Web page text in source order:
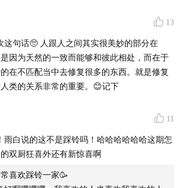
）
）创立的一种心理治疗的理论与实践体
识、梦境解析、自由联想等方式，帮助
历，对当下行为与情绪的影响。
碍（Autism Spectrum Disorder，
发育障碍，主要表现为社会交往和沟通
）：指存在于身体层面、无
整还原的感知与体验。
造一个身心安全的环境，尝试做一些和身体
人真的感觉自己存在在这个世界上，你永远
远活在云端。需要通过和身体的这部分工
我活着”的感觉。我存在的确认。
自己。
掉你所有的社会身份，还有哪些词？
造了很多资源，该挣的钱还得挣，但是不要
延占据、殖民了我们内在的所有世界。
义：在到处都要结果的时代，偶尔做些毫无价
13
这句话🥺 人跟人之间其实很美妙的部分在
因为天然的一致而能够和彼此相处，而在于
在不匹配当中去修复很多的东西。就是修复
类的关系非常的重要。😊记下
11
雨白说的这不是踩铃吗！哈哈哈哈哈哈这期怎
双厨狂喜外还有新惊喜啊
喜欢踩铃一家🥳